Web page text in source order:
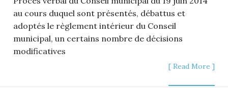
au cours duquel sont présentés, débattus et
adoptés le règlement intérieur du Conseil
municipal, un certains nombre de décisions
modificatives
[ Read More ]